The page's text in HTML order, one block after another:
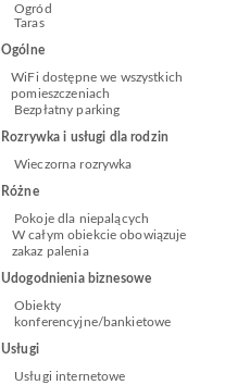
Ogród
Taras
Ogólne
WiFi dostępne we wszystkich
pomieszczeniach
Bezpłatny parking
Rozrywka i usługi dla rodzin
Wieczorna rozrywka
Różne
Pokoje dla niepalących
W całym obiekcie obowiązuje
zakaz palenia
Udogodnienia biznesowe
Obiekty
konferencyjne/bankietowe
Usługi
Usługi internetowe